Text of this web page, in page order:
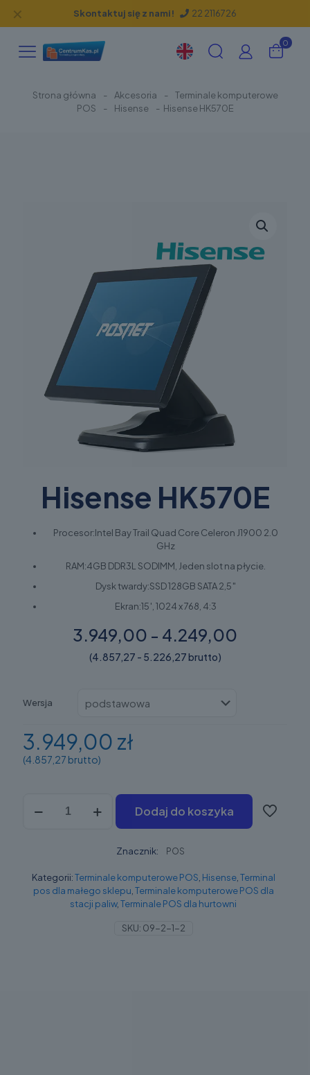
Skontaktuj się z nami! 22 2116726
✕
0
Strona główna - Akcesoria -
Terminale komputerowe
POS
- Hisense - Hisense HK570E
Hisense HK570E
Procesor:Intel Bay Trail Quad Core Celeron J1900 2.0
GHz
RAM:4GB DDR3L SODIMM, Jeden slot na płycie.
Dysk twardy:SSD 128GB SATA 2,5″
Ekran:15′, 1024 x 768, 4:3
3.949,00 - 4.249,00
(4.857,27 - 5.226,27 brutto)
Wersja
3.949,00 zł
(4.857,27 brutto)
Hisense
Dodaj do koszyka
Znacznik: POS
Kategorii:Terminale komputerowe POS, Hisense,Terminal
pos dla małego sklepu,Terminale komputerowe POS dla
stacji paliw,Terminale POS dla hurtowni
SKU: 09-2-1-2